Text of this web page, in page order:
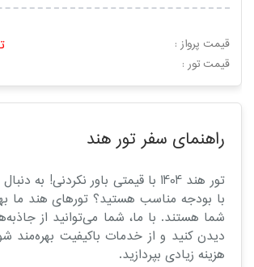
قیمت پرواز :
: قیمت تور
راهنمای سفر تور هند
تور هند 1404 با قیمتی باور نکردنی!
با بودجه مناسب هستید؟ تورهای هند ما
شما هستند. با ما، شما می‌توانید از
دیدن کنید و از خدمات باکیفیت بهره‌مند
هزینه زیادی بپردازید.